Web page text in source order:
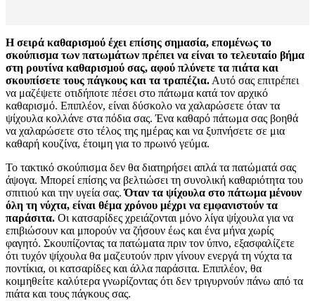
Η σειρά καθαρισμού έχει επίσης σημασία, επομένως το
σκούπισμα των πατωμάτων πρέπει να είναι το τελευταίο βήμα
στη ρουτίνα καθαρισμού σας, αφού πλύνετε τα πιάτα και
σκουπίσετε τους πάγκους και τα τραπέζια. Αυτό σας επιτρέπει
να μαζέψετε οτιδήποτε πέσει στο πάτωμα κατά τον αρχικό
καθαρισμό. Επιπλέον, είναι δύσκολο να χαλαρώσετε όταν τα
ψίχουλα κολλάνε στα πόδια σας. Ένα καθαρό πάτωμα σας βοηθά
να χαλαρώσετε στο τέλος της ημέρας και να ξυπνήσετε σε μια
καθαρή κουζίνα, έτοιμη για το πρωινό γεύμα.
Το τακτικό σκούπισμα δεν θα διατηρήσει απλά τα πατώματά σας
άψογα. Μπορεί επίσης να βελτιώσει τη συνολική καθαριότητα του
σπιτιού και την υγεία σας.Όταν τα ψίχουλα στο πάτωμα μένουν
όλη τη νύχτα, είναι θέμα χρόνου μέχρι να εμφανιστούν τα
παράσιτα. Οι κατσαρίδες χρειάζονται μόνο λίγα ψίχουλα για να
επιβιώσουν και μπορούν να ζήσουν έως και ένα μήνα χωρίς
φαγητό. Σκουπίζοντας τα πατώματα πριν τον ύπνο, εξασφαλίζετε
ότι τυχόν ψίχουλα θα μαζευτούν πριν γίνουν ενεργά τη νύχτα τα
ποντίκια, οι κατσαρίδες και άλλα παράσιτα. Επιπλέον, θα
κοιμηθείτε καλύτερα γνωρίζοντας ότι δεν τριγυρνούν πάνω από τα
πιάτα και τους πάγκους σας.